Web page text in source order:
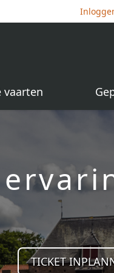
vaarten
TICKET